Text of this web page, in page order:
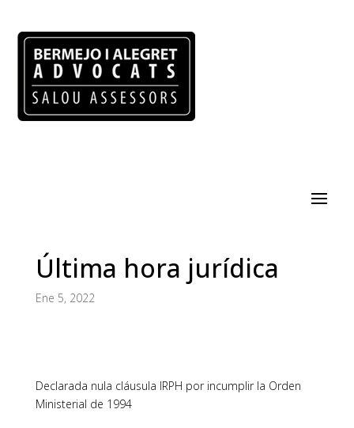
Última hora jurídica
Ene 5, 2022
Declarada nula cláusula IRPH por incumplir la Orden
Ministerial de 1994